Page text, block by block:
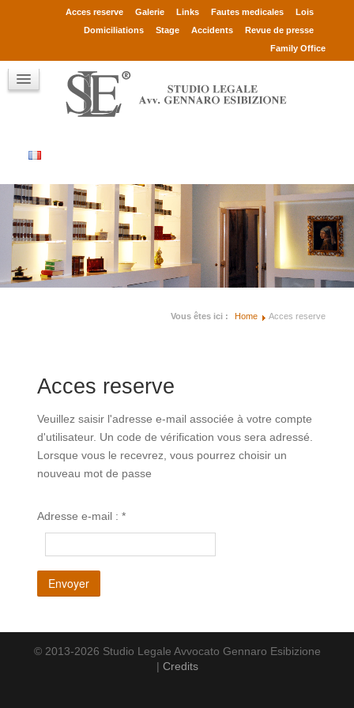
Acces reserve Galerie Links Fautes medicales
Lois
Domiciliations
Stage Accidents
Revue de presse
Family Office
Avv. Gennaro Esibizione
Associés
Clients
Qui sont
Contact
Vous êtes ici : Home Acces reserve
Acces reserve
Veuillez saisir l'adresse e-mail associée à votre compte
d'utilisateur. Un code de vérification vous sera adressé.
Lorsque vous le recevrez, vous pourrez choisir un
nouveau mot de passe
Adresse e-mail : *
Envoyer
© 2013-2026 Studio Legale Avvocato Gennaro Esibizione
| Credits